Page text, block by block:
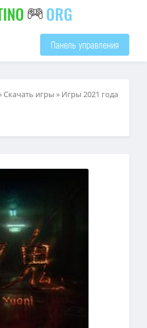
ORG
Панель управления
Скачать игры » Игры 2021 года